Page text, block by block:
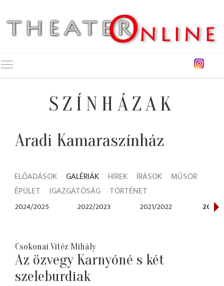
SZÍNHÁZAK
Aradi Kamaraszínház
ELŐADÁSOK GALÉRIÁK HÍREK ÍRÁSOK
MŰSOR
ÉPÜLET
IGAZGATÓSÁG TÖRTÉNET
2024/2025 2022/2023 2021/2022
Csokonai Vitéz Mihály
Az özvegy Karnyóné s két
szeleburdiak